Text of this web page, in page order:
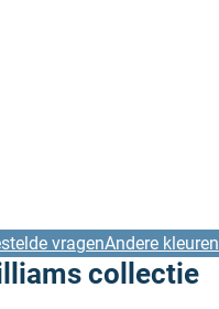
vragenAndere kleuren
collectie